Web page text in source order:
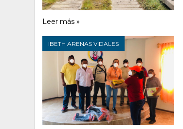
Leer más »
IBETH ARENAS VIDALES